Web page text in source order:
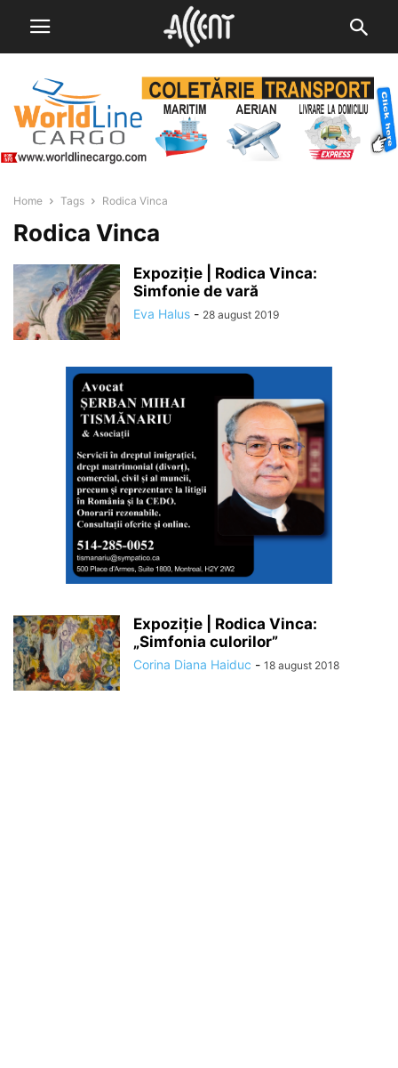
Home Tags Rodica Vinca
Rodica Vinca
Expoziție | Rodica Vinca:
Simfonie de vară
Eva Halus - 28 august 2019
Expoziție | Rodica Vinca:
„Simfonia culorilor”
Corina Diana Haiduc - 18 august 2018